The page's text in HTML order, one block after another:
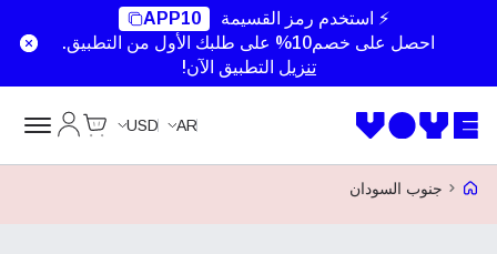
⚡ استخدم رمز القسيمة
APP10
احصل على خصم10% على طلبك الأول من التطبيق.
تنزيل التطبيق الآن!
AR
USD
Voye Homepage
جنوب السودان